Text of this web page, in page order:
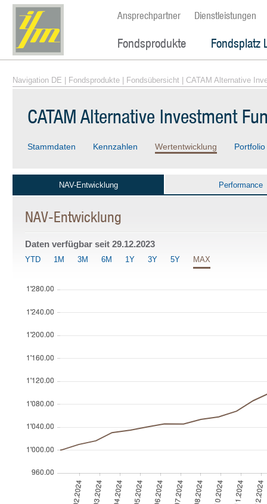
Ansprechpartner Dienstleistungen
Fondsprodukte Fondsplatz
Navigation DE Fondsprodukte Fondsübersicht | CATAM Alternative
CATAM Alternative Investment
Stammdaten Kennzahlen Wertentwicklung Portfolio
NAV-Entwicklung Performance
NAV-Entwicklung
Daten verfügbar seit 29.12.2023
YTD 1M 3M 6M 1Y 3Y 5Y MAX